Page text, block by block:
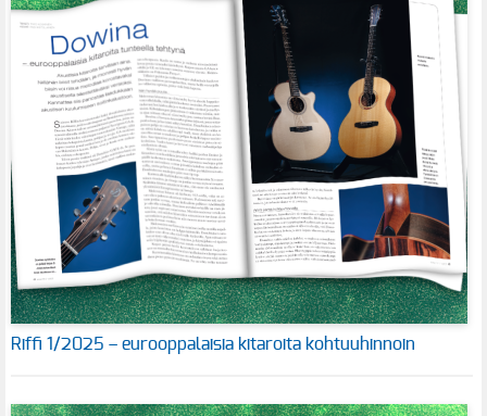
Riffi 1/2025 – eurooppalaisia kitaroita kohtuuhinnoin